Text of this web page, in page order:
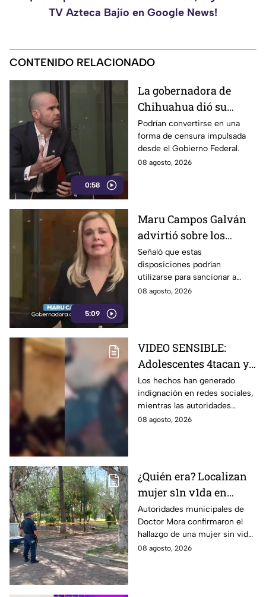
TV Azteca Bajío en Google News!
CONTENIDO RELACIONADO
0:58
La gobernadora de
Chihuahua dió su
postura sobre los
nuevos lineamientos
que podría afectar la
libertad de expresión
Podrían convertirse en una
forma de censura impulsada
desde el Gobierno Federal.
08 agosto, 2026
5:09
Maru Campos Galván
advirtió sobre los
riesgos de los nuevos
lineamientos para la
libertad de expresión
Señaló que estas
disposiciones podrían
utilizarse para sancionar a
medios y periodistas críticos
08 agosto, 2026
VIDEO SENSIBLE:
Adolescentes 4tacan y
quem4n a un abuelito
dentro de su casa
Los hechos han generado
indignación en redes sociales,
mientras las autoridades
investigan las circunstancias
08 agosto, 2026
¿Quién era? Localizan
mujer s1n v1da en
pleno centro histórico;
esto se sabe
Autoridades municipales de
Doctor Mora confirmaron el
hallazgo de una mujer sin vida
en la Alameda Municipal.
08 agosto, 2026